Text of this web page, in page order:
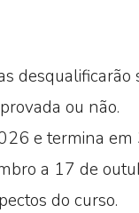
desqualificarão
ou não.
e termina
a 17 de
do curso.